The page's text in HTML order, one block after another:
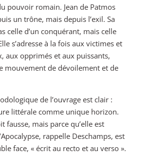
pouvoir romain. Jean de Patmos
un trône, mais depuis l’exil. Sa
celle d’un conquérant, mais celle
s’adresse à la fois aux victimes et
aux opprimés et aux puissants,
mouvement de dévoilement et de
de l’ouvrage est clair :
littérale comme unique horizon.
fausse, mais parce qu’elle est
rappelle Deschamps, est
face, « écrit au recto et au verso ».